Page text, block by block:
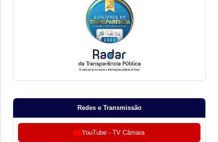
Redes e Transmissão
YouTube - TV Câmara